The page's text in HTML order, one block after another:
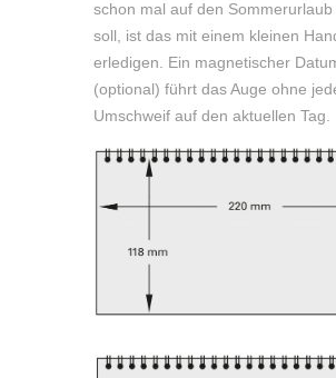
schon mal auf den Sommerurlaub
soll, ist das mit einem kleinen
erledigen. Ein magnetischer
(optional) führt das Auge ohne
Umschweif auf den aktuellen Tag.